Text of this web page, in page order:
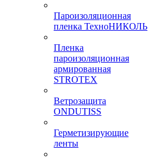
Пароизоляционная
пленка ТехноНИКОЛЬ
Пленка
пароизоляционная
армированная
STROTEX
Ветрозащита
ONDUTISS
Герметизирующие
ленты